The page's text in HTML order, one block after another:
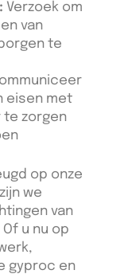
Verzoek om
van
te
eisen met
zorgen
op onze
we
van
u nu op
gyproc en